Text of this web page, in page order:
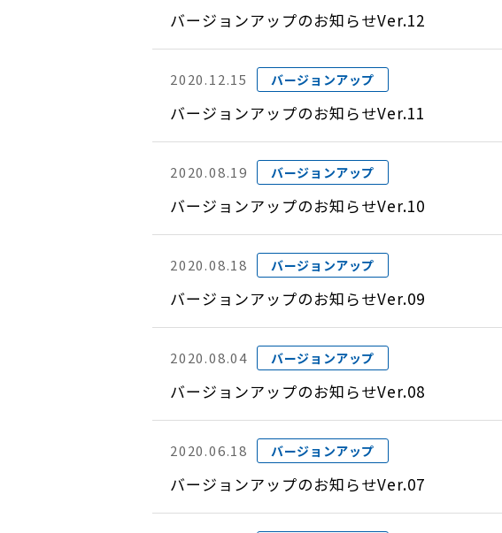
バージョンアップのお知らせVer.12
2020.12.15 バージョンアップ
バージョンアップのお知らせVer.11
2020.08.19 バージョンアップ
バージョンアップのお知らせVer.10
2020.08.18 バージョンアップ
バージョンアップのお知らせVer.09
2020.08.04 バージョンアップ
バージョンアップのお知らせVer.08
2020.06.18 バージョンアップ
バージョンアップのお知らせVer.07